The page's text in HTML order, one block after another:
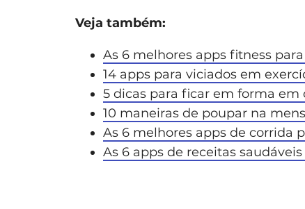
Veja também:
As 6 melhores apps fitness
14 apps para viciados em
5 dicas para ficar em forma em
10 maneiras de poupar na
As 6 melhores apps de corrida
As 6 apps de receitas